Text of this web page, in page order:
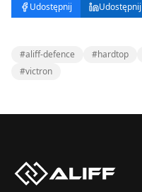
Udostępnij
Udostępnij
#aliff-defence #hardtop
#victron